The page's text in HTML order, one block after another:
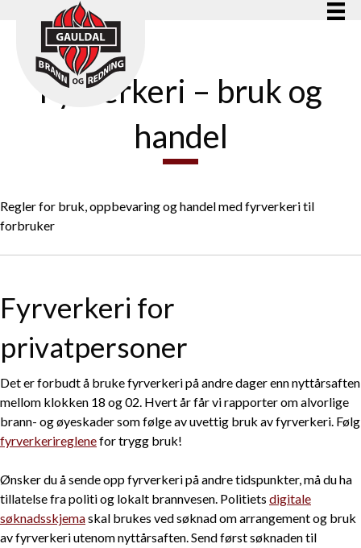
Fyrverkeri – bruk og
handel
Regler for bruk, oppbevaring og handel med fyrverkeri til
forbruker
Fyrverkeri for
privatpersoner
Det er forbudt å bruke fyrverkeri på andre dager enn nyttårsaften
mellom klokken 18 og 02. Hvert år får vi rapporter om alvorlige
brann- og øyeskader som følge av uvettig bruk av fyrverkeri. Følg
fyrverkerireglenefor trygg bruk!
Ønsker du å sende opp fyrverkeri på andre tidspunkter, må du ha
tillatelse fra politi og lokalt brannvesen. Politiets digitale
søknadsskjemaskal brukes ved søknad om arrangement og bruk
av fyrverkeri utenom nyttårsaften. Send først søknaden til